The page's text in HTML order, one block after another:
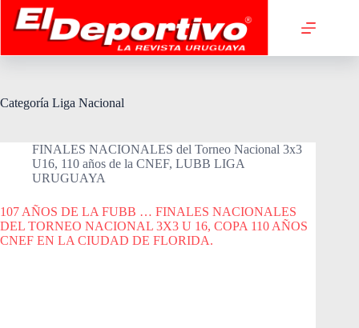
Saltar
contenido
Categoría Liga Nacional
FINALES NACIONALES del Torneo Nacional 3x3
U16, 110 años de la CNEF, LUBB LIGA
URUGUAYA
107 AÑOS DE LA FUBB … FINALES NACIONALES
DEL TORNEO NACIONAL 3X3 U 16, COPA 110 AÑOS
CNEF EN LA CIUDAD DE FLORIDA.